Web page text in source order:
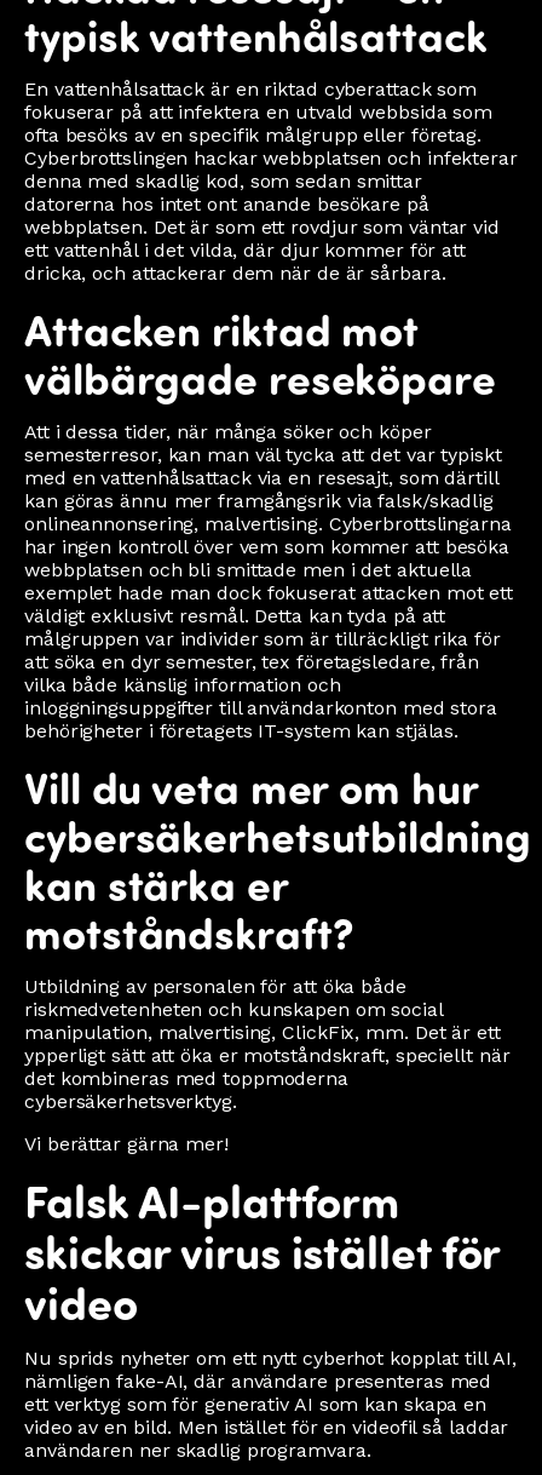
typisk vattenhålsattack
En vattenhålsattack är en riktad cyberattack som
fokuserar på att infektera en utvald webbsida som
ofta besöks av en specifik målgrupp eller företag.
Cyberbrottslingen hackar webbplatsen och infekterar
denna med skadlig kod, som sedan smittar
datorerna hos intet ont anande besökare på
webbplatsen. Det är som ett rovdjur som väntar vid
ett vattenhål i det vilda, där djur kommer för att
dricka, och attackerar dem när de är sårbara.
Attacken riktad mot
välbärgade reseköpare
Att i dessa tider, när många söker och köper
semesterresor, kan man väl tycka att det var typiskt
med en vattenhålsattack via en resesajt, som därtill
kan göras ännu mer framgångsrik via falsk/skadlig
onlineannonsering, malvertising. Cyberbrottslingarna
har ingen kontroll över vem som kommer att besöka
webbplatsen och bli smittade men i det aktuella
exemplet hade man dock fokuserat attacken mot ett
väldigt exklusivt resmål. Detta kan tyda på att
målgruppen var individer som är tillräckligt rika för
att söka en dyr semester, tex företagsledare, från
vilka både känslig information och
inloggningsuppgifter till användarkonton med stora
behörigheter i företagets IT-system kan stjälas.
Vill du veta mer om hur
cybersäkerhetsutbildning
kan stärka er
motståndskraft?
Utbildning av personalen för att öka både
riskmedvetenheten och kunskapen om social
manipulation, malvertising, ClickFix, mm. Det är ett
ypperligt sätt att öka er motståndskraft, speciellt när
det kombineras med toppmoderna
cybersäkerhetsverktyg.
Vi berättar gärna mer!
Falsk AI-plattform
skickar virus istället för
video
Nu sprids nyheter om ett nytt cyberhot kopplat till AI,
nämligen fake-AI, där användare presenteras med
ett verktyg som för generativ AI som kan skapa en
video av en bild. Men istället för en videofil så laddar
användaren ner skadlig programvara.